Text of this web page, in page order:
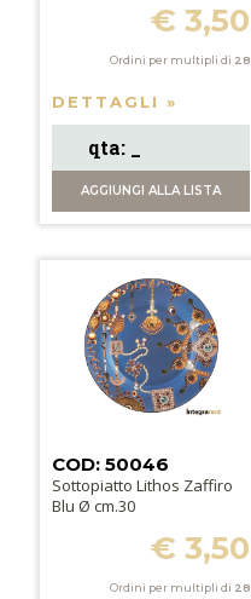
€ 3,50
Ordini per multipli di 28
DETTAGLI »
AGGIUNGIALLA LISTA
COD: 50046
Sottopiatto Lithos Zaffiro
Blu Ø cm.30
€ 3,50
Ordini per multipli di 28